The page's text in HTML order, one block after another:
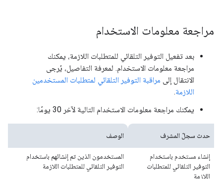
مراجعة معلومات الاستخدام
بعد تفعيل التوفير التلقائي للمتطلبات اللازمة، يمكنك
مراجعة معلومات الاستخدام. لمعرفة التفاصيل، يُرجى
الانتقال إلى مراقبة التوفير التلقائي لمتطلبات المستخدمين
اللازمة.
يمكنك مراجعة معلومات الاستخدام التالية لآخر 30 يومًا:
حدث سجلّ المشرف الوصف
إنشاء مستخدم باستخدام
التوفير التلقائي للمتطلبات
اللازمة
المستخدمون الذين تم إنشائهم باستخدام
التوفير التلقائي للمتطلبات اللازمة